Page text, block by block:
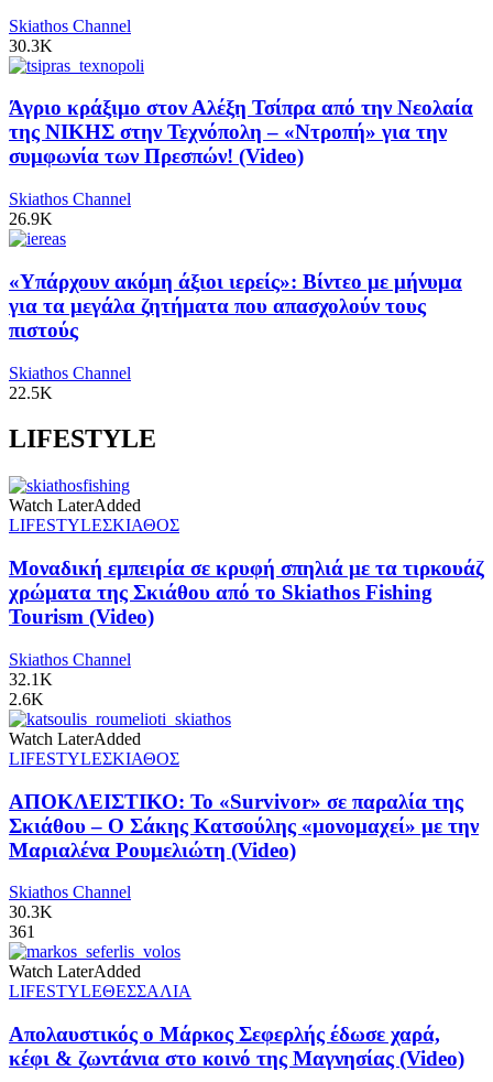
Skiathos Channel
30.3K
Άγριο κράξιμο στον Αλέξη Τσίπρα από την Νεολαία
της ΝΙΚΗΣ στην Τεχνόπολη – «Ντροπή» για την
συμφωνία των Πρεσπών! (Video)
Skiathos Channel
26.9K
«Υπάρχουν ακόμη άξιοι ιερείς»: Βίντεο με μήνυμα
για τα μεγάλα ζητήματα που απασχολούν τους
πιστούς
Skiathos Channel
22.5K
LIFESTYLE
Watch LaterAdded
LIFESTYLEΣΚΙΑΘΟΣ
Μοναδική εμπειρία σε κρυφή σπηλιά με τα τιρκουάζ
χρώματα της Σκιάθου από το Skiathos Fishing
Tourism (Video)
Skiathos Channel
32.1K
2.6K
Watch LaterAdded
LIFESTYLEΣΚΙΑΘΟΣ
ΑΠΟΚΛΕΙΣΤΙΚΟ: Το «Survivor» σε παραλία της
Σκιάθου – Ο Σάκης Κατσούλης «μονομαχεί» με την
Μαριαλένα Ρουμελιώτη (Video)
Skiathos Channel
30.3K
361
Watch LaterAdded
LIFESTYLEΘΕΣΣΑΛΙΑ
Απολαυστικός ο Μάρκος Σεφερλής έδωσε χαρά,
κέφι & ζωντάνια στο κοινό της Μαγνησίας (Video)